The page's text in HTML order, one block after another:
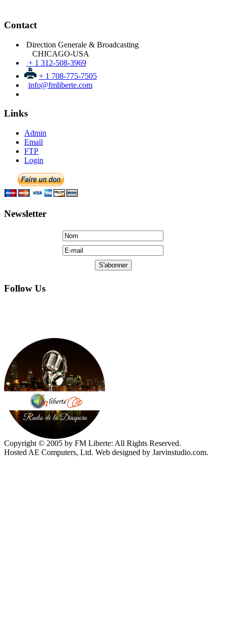
Contact
Direction Generale & Broadcasting
CHICAGO-USA
+ 1 312-508-3969
+ 1 708-775-7505
info@fmliberte.com
Links
Admin
Email
FTP
Login
Newsletter
Follow Us
Copyright © 2005 by FM Liberte: All Rights Reserved.
Hosted AE Computers, Ltd. Web designed by Jarvinstudio.com.